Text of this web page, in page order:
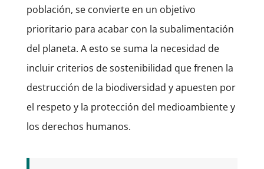
población, se convierte en un objetivo
prioritario para acabar con la subalimentación
del planeta. A esto se suma la necesidad de
incluir criterios de sostenibilidad que frenen la
destrucción de la biodiversidad y apuesten por
el respeto y la protección del medioambiente y
los derechos humanos.